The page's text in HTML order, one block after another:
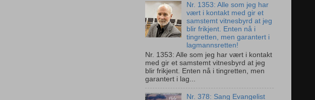
Nr. 1353: Alle som jeg har
vært i kontakt med gir et
samstemt vitnesbyrd at jeg
blir frikjent. Enten nå i
tingretten, men garantert i
lagmannsretten!
Nr. 1353: Alle som jeg har vært i kontakt
med gir et samstemt vitnesbyrd at jeg
blir frikjent. Enten nå i tingretten, men
garantert i lag...
Nr. 378: Sang Evangelist